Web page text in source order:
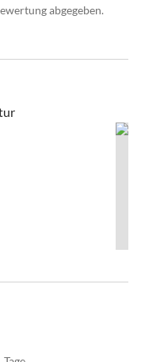
abgegeben.